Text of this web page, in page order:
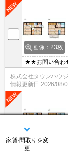
画像：23枚
★★お問い合わ
株式会社タウンハウ
情報更新日 2026/08/
画像：23枚
家賃·間取りを変
更